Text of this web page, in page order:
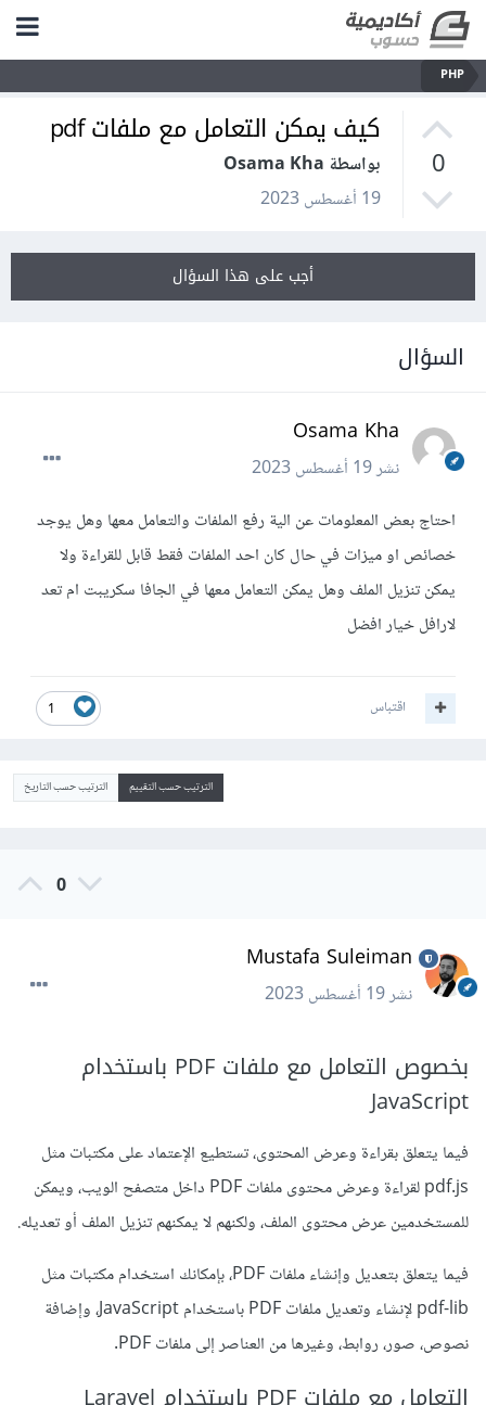
PHP
0
كيف يمكن التعامل مع ملفات pdf
بواسطة Osama Kha
19 أغسطس 2023
أجب على هذا السؤال
السؤال
Osama Kha
نشر19 أغسطس 2023
احتاج بعض المعلومات عن الية رفع الملفات والتعامل معها وهل يوجد
خصائص او ميزات في حال كان احد الملفات فقط قابل للقراءة ولا
يمكن تنزيل الملف وهل يمكن التعامل معها في الجافا سكريبت ام تعد
لارافل خيار افضل
1 اقتباس
الترتيب حسب التقييم الترتيب حسب التاريخ
0
Mustafa Suleiman
نشر19 أغسطس 2023
بخصوص التعامل مع ملفات PDF باستخدام
JavaScript
فيما يتعلق بقراءة وعرض المحتوى، تستطيع الإعتماد على مكتبات مثل
pdf.js لقراءة وعرض محتوى ملفات PDF داخل متصفح الويب، ويمكن
للمستخدمين عرض محتوى الملف، ولكنهم لا يمكنهم تنزيل الملف أو تعديله.
فيما يتعلق بتعديل وإنشاء ملفات PDF، بإمكانك استخدام مكتبات مثل
pdf-lib لإنشاء وتعديل ملفات PDF باستخدام JavaScript، وإضافة
نصوص، صور، روابط، وغيرها من العناصر إلى ملفات PDF.